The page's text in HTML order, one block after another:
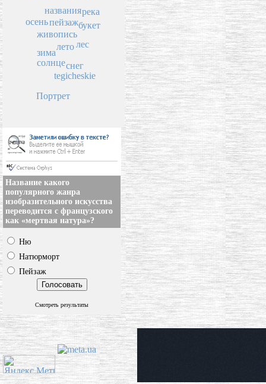
пейзаж
названия
живопись
лето
солнце
лес
зима
осень букет
река
снег
tegicheskie
Портрет
Название какого
популярного жанра
изобразительного искусства
переводится с французского
как «мертвая натура»?
Ню
Натюрморт
Пейзаж
Смотреть результаты